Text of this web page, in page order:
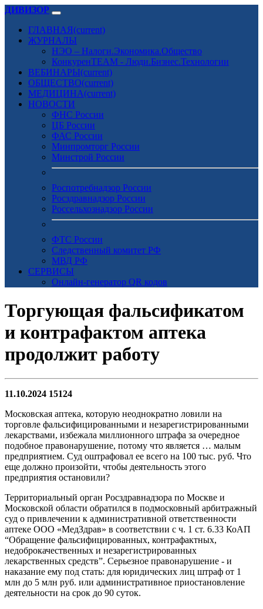
ДИВИЗОР
ГЛАВНАЯ(current)
ЖУРНАЛЫ
НЭО – Налоги.Экономика.Общество
КонкуренTEAM - Люди.Бизнес.Технологии
ВЕБИНАРЫ(current)
ОБЩЕСТВО(current)
МЕДИЦИНА(current)
НОВОСТИ
ФНС России
ЦБ России
ФАС России
Минпромторг России
Минстрой России
Роспотребнадзор России
Росздравнадзор России
Россельхознадзор России
ФТС России
Следственный комитет РФ
МВД РФ
СЕРВИСЫ
Онлайн-генератор QR кодов
Торгующая фальсификатом
и контрафактом аптека
продолжит работу
11.10.2024 15124
Московская аптека, которую неоднократно ловили на
торговле фальсифицированными и незарегистрированными
лекарствами, избежала миллионного штрафа за очередное
подобное правонарушение, потому что является … малым
предприятием. Суд оштрафовал ее всего на 100 тыс. руб. Что
еще должно произойти, чтобы деятельность этого
предприятия остановили?
Территориальный орган Росздравнадзора по Москве и
Московской области обратился в подмосковный арбитражный
суд о привлечении к административной ответственности
аптеке ООО «МедЗдрав» в соответствии с ч. 1 ст. 6.33 КоАП
“Обращение фальсифицированных, контрафактных,
недоброкачественных и незарегистрированных
лекарственных средств”. Серьезное правонарушение - и
наказание ему под стать: для юридических лиц штраф от 1
млн до 5 млн руб. или административное приостановление
деятельности на срок до 90 суток.